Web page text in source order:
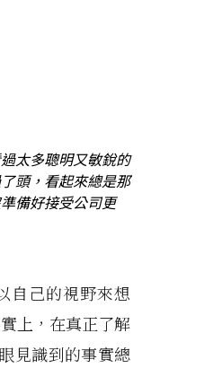
太多聰明又敏銳的
頭，看起來總是那
備好接受公司更
自己的視野來想
上，在真正了解
見識到的事實總